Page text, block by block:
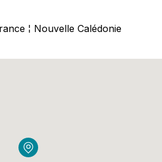
¦ Nouvelle Calédonie